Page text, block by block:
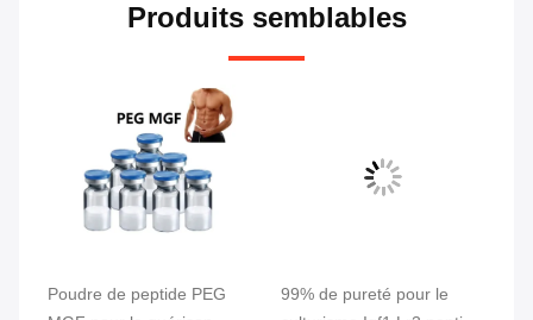
Produits semblables
Poudre de peptide PEG
99% de pureté pour le